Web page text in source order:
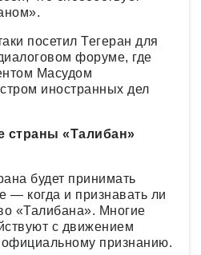
посетил Тегеран для
форуме, где
Масудом
иностранных дел
страны «Талибан»
будет принимать
— когда и признавать ли
«Талибана». Многие
с движением
официальному признанию.